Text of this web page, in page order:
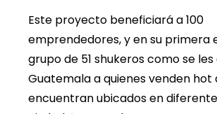
Este proyecto beneficiará a 100
emprendedores, y en su primera
grupo de 51 shukeros como se
Guatemala a quienes venden hot
encuentran ubicados en